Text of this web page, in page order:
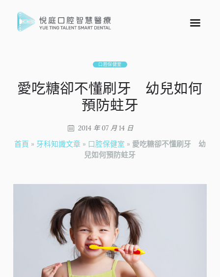
口腔保健室
愛吃糖卻不懂刷牙 幼兒如何
預防蛀牙
2014 年 07 月 14 日
首頁 » 牙科知識文章 » 口腔保健室 » 愛吃糖卻不懂刷牙 幼
兒如何預防蛀牙